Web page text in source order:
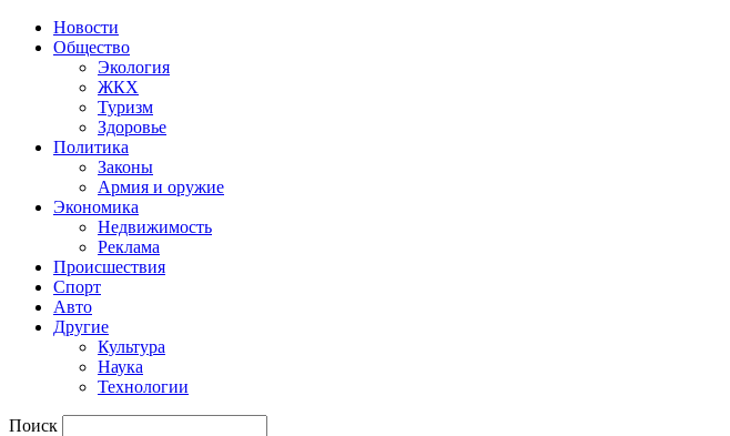
Новости
Общество
Экология
ЖКХ
Туризм
Здоровье
Политика
Законы
Армия и оружие
Экономика
Недвижимость
Реклама
Происшествия
Спорт
Авто
Другие
Культура
Наука
Технологии
Поиск